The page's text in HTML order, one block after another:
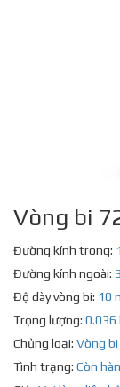
Vòng bi
Đường kính trong:
Đường kính ngoài:
Độ dày vòng bi: 10
Trọng lượng: 0.036
Chủng loại: Vòng
Tình trạng: Còn